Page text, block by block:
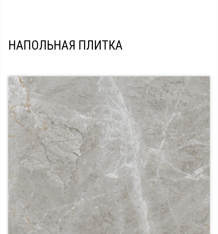
НАПОЛЬНАЯ ПЛИТКА